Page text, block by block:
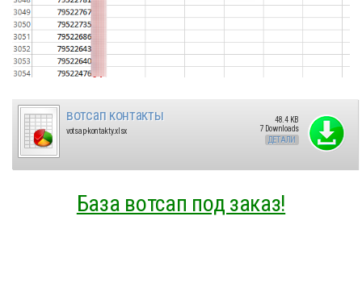
вотсап контакты
votsap-kontakty.xlsx
48.4 KB
7 Downloads
ДЕТАЛИ
База вотсап под заказ!